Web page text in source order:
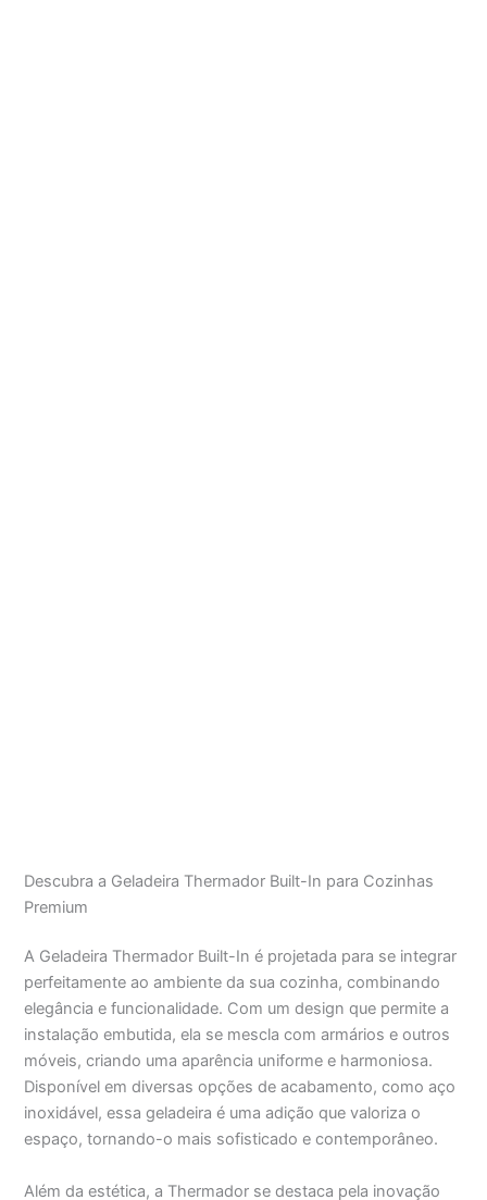
Descubra a Geladeira Thermador Built-In para Cozinhas
Premium
A Geladeira Thermador Built-In é projetada para se integrar
perfeitamente ao ambiente da sua cozinha, combinando
elegância e funcionalidade. Com um design que permite a
instalação embutida, ela se mescla com armários e outros
móveis, criando uma aparência uniforme e harmoniosa.
Disponível em diversas opções de acabamento, como aço
inoxidável, essa geladeira é uma adição que valoriza o
espaço, tornando-o mais sofisticado e contemporâneo.
Além da estética, a Thermador se destaca pela inovação